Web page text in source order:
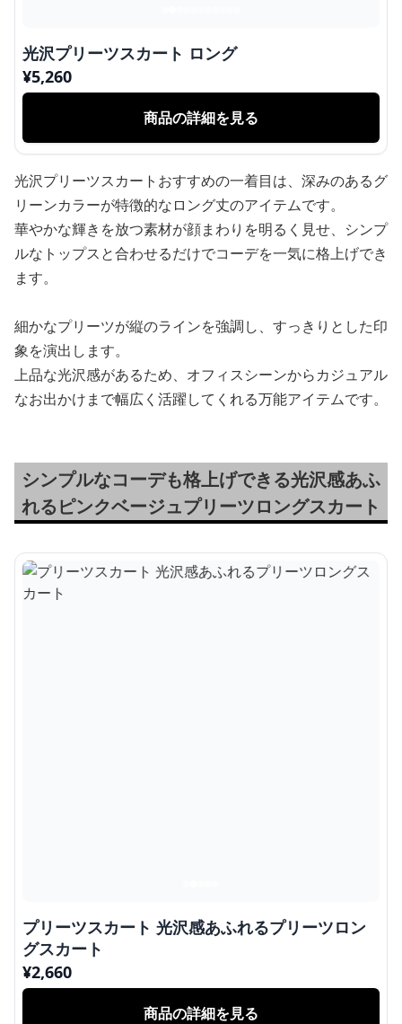
光沢プリーツスカート ロング
¥5,260
商品の詳細を見る
光沢プリーツスカートおすすめの一着目は、深みのあるグ
リーンカラーが特徴的なロング丈のアイテムです。
華やかな輝きを放つ素材が顔まわりを明るく見せ、シンプ
ルなトップスと合わせるだけでコーデを一気に格上げでき
ます。
細かなプリーツが縦のラインを強調し、すっきりとした印
象を演出します。
上品な光沢感があるため、オフィスシーンからカジュアル
なお出かけまで幅広く活躍してくれる万能アイテムです。
シンプルなコーデも格上げできる光沢感あふ
れるピンクベージュプリーツロングスカート
プリーツスカート 光沢感あふれるプリーツロン
グスカート
¥2,660
商品の詳細を見る